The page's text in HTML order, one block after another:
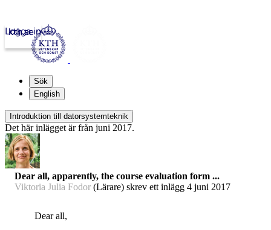
kth.se
Logga in
Sök
English
Introduktion till datorsystemteknik
Det här inlägget är från juni 2017.
Dear all, apparently, the course evaluation form ...
Viktoria Julia Fodor (Lärare) skrev ett inlägg 4 juni 2017
Dear all,